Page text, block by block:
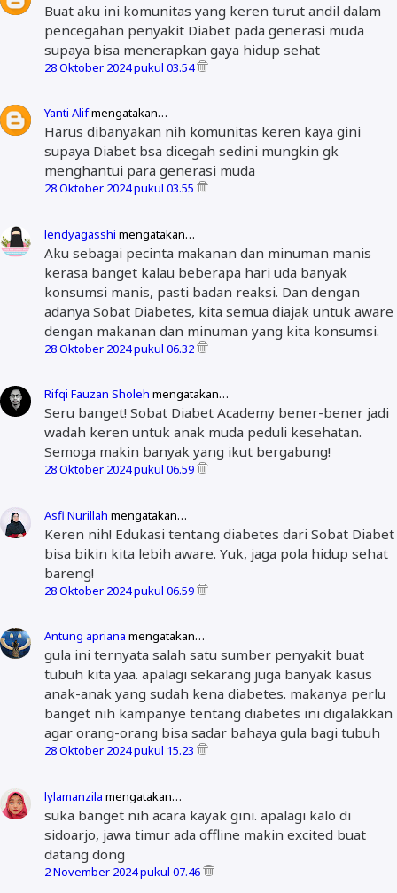
Buat aku ini komunitas yang keren turut andil dalam
pencegahan penyakit Diabet pada generasi muda
supaya bisa menerapkan gaya hidup sehat
28 Oktober 2024 pukul 03.54
Yanti Alifmengatakan…
Harus dibanyakan nih komunitas keren kaya gini
supaya Diabet bsa dicegah sedini mungkin gk
menghantui para generasi muda
28 Oktober 2024 pukul 03.55
lendyagasshi mengatakan…
Aku sebagai pecinta makanan dan minuman manis
kerasa banget kalau beberapa hari uda banyak
konsumsi manis, pasti badan reaksi. Dan dengan
adanya Sobat Diabetes, kita semua diajak untuk aware
dengan makanan dan minuman yang kita konsumsi.
28 Oktober 2024 pukul 06.32
Rifqi Fauzan Sholeh mengatakan…
Seru banget! Sobat Diabet Academy bener-bener jadi
wadah keren untuk anak muda peduli kesehatan.
Semoga makin banyak yang ikut bergabung!
28 Oktober 2024 pukul 06.59
Asfi Nurillah mengatakan…
Keren nih! Edukasi tentang diabetes dari Sobat Diabet
bisa bikin kita lebih aware. Yuk, jaga pola hidup sehat
bareng!
28 Oktober 2024 pukul 06.59
Antung apriana mengatakan…
gula ini ternyata salah satu sumber penyakit buat
tubuh kita yaa. apalagi sekarang juga banyak kasus
anak-anak yang sudah kena diabetes. makanya perlu
banget nih kampanye tentang diabetes ini digalakkan
agar orang-orang bisa sadar bahaya gula bagi tubuh
28 Oktober 2024 pukul 15.23
lylamanzila mengatakan…
suka banget nih acara kayak gini. apalagi kalo di
sidoarjo, jawa timur ada offline makin excited buat
datang dong
2 November 2024 pukul 07.46